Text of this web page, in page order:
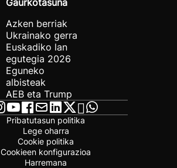
Gaurkotasuna
Azken berriak
Ukrainako gerra
Euskadiko lan
egutegia 2026
Eguneko
albisteak
AEB eta Trump
Pribatutasun politika
Lege oharra
Cookie politika
Cookieen konfigurazioa
Harremana